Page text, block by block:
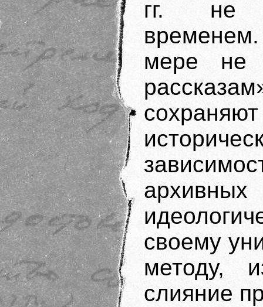
гг. не
мере не
своему
методу,
слияние